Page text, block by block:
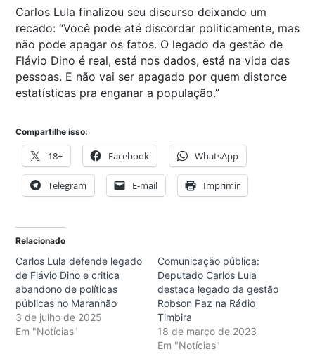
Carlos Lula finalizou seu discurso deixando um
recado: “Você pode até discordar politicamente, mas
não pode apagar os fatos. O legado da gestão de
Flávio Dino é real, está nos dados, está na vida das
pessoas. E não vai ser apagado por quem distorce
estatísticas pra enganar a população.”
Compartilhe isso:
18+ Facebook WhatsApp
Telegram E-mail Imprimir
Relacionado
Carlos Lula defende legado
de Flávio Dino e critica
abandono de políticas
públicas no Maranhão
3 de julho de 2025
Em "Notícias"
Comunicação pública:
Deputado Carlos Lula
destaca legado da gestão
Robson Paz na Rádio
Timbira
18 de março de 2023
Em "Notícias"